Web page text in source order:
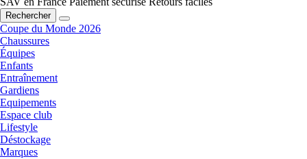
Rechercher
Coupe du Monde 2026
Chaussures
Équipes
Enfants
Entraînement
Gardiens
Equipements
Espace club
Lifestyle
Déstockage
Marques